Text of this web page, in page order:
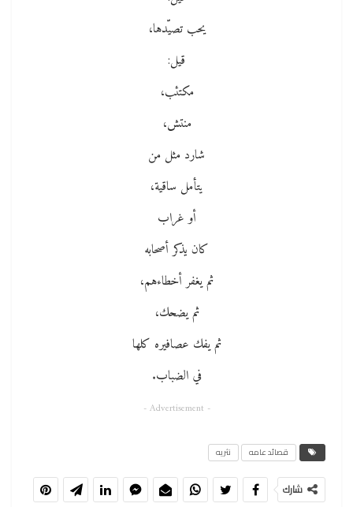
يحب تصيّدها،
قيل:
مكتئب،
منتش،
شارد مثل من
يتأمل ساقية،
أو غراب
كان يذكر أصحابه
ثم يغفر أخطاءهم،
ثم يضحك،
ثم يفك عصافيره كلها
في الضباب.
- Advertisement -
قصائد عامه نثريه
شارك